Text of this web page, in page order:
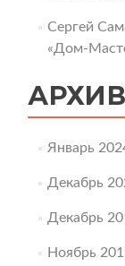
Сергей
«Дом-
Январь
Декабрь
Декабрь
Ноябрь